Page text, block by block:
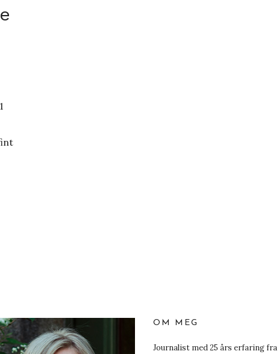
OM MEG
Journalist med 25 års erfaring fra